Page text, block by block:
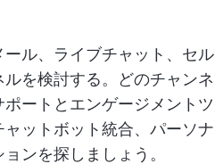
ル、ライブチャット、セル
を検討する。どのチャンネ
ートとエンゲージメントツ
ットボット統合、パーソナ
ンを探しましょう。